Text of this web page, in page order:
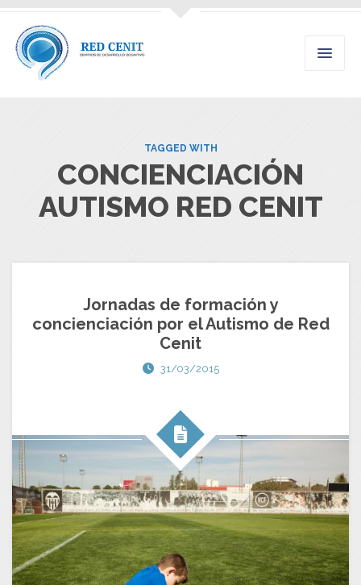
TAGGED WITH
CONCIENCIACIÓN
AUTISMO RED CENIT
Jornadas de formación y
concienciación por el Autismo de Red
Cenit
31/03/2015